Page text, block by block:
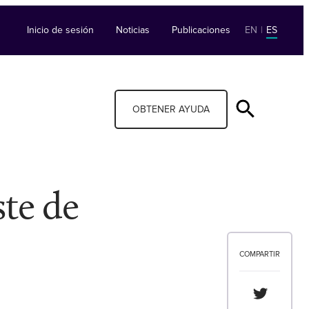
Inicio de sesión Noticias Publicaciones EN | ES
OBTENER AYUDA
COMPARTIR
de